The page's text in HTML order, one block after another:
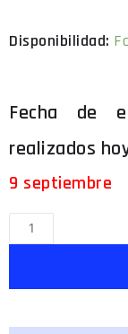
9 septiembre